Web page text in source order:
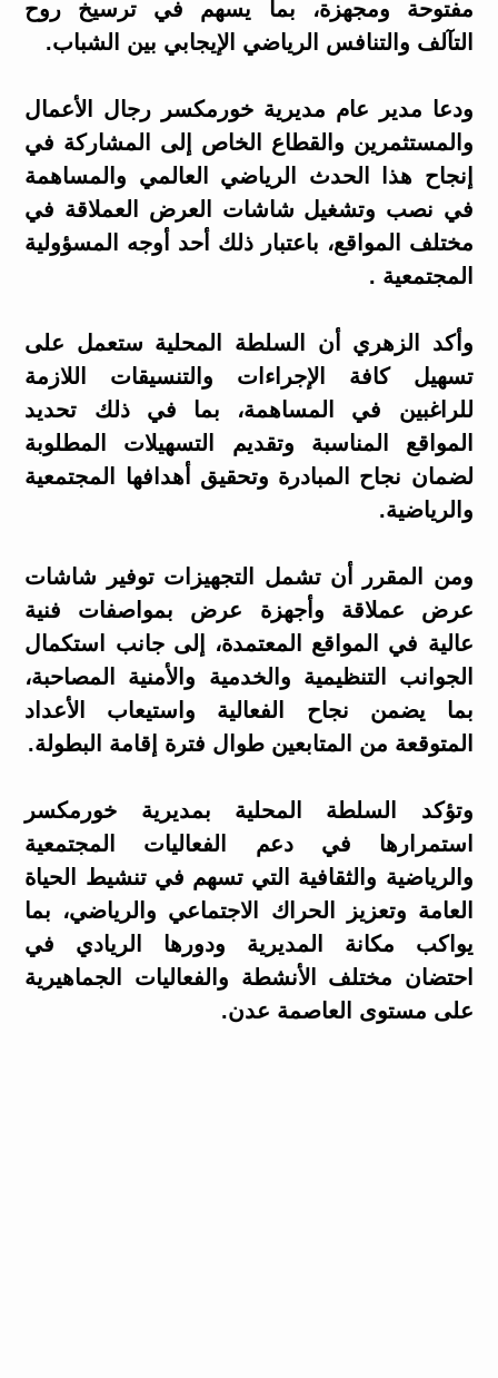
مفتوحة ومجهزة، بما يسهم في ترسيخ روح
التآلف والتنافس الرياضي الإيجابي بين الشباب.
ودعا مدير عام مديرية خورمكسر رجال الأعمال
والمستثمرين والقطاع الخاص إلى المشاركة في
إنجاح هذا الحدث الرياضي العالمي والمساهمة
في نصب وتشغيل شاشات العرض العملاقة في
مختلف المواقع، باعتبار ذلك أحد أوجه المسؤولية
المجتمعية .
وأكد الزهري أن السلطة المحلية ستعمل على
تسهيل كافة الإجراءات والتنسيقات اللازمة
للراغبين في المساهمة، بما في ذلك تحديد
المواقع المناسبة وتقديم التسهيلات المطلوبة
لضمان نجاح المبادرة وتحقيق أهدافها المجتمعية
والرياضية.
ومن المقرر أن تشمل التجهيزات توفير شاشات
عرض عملاقة وأجهزة عرض بمواصفات فنية
عالية في المواقع المعتمدة، إلى جانب استكمال
الجوانب التنظيمية والخدمية والأمنية المصاحبة،
بما يضمن نجاح الفعالية واستيعاب الأعداد
المتوقعة من المتابعين طوال فترة إقامة البطولة.
وتؤكد السلطة المحلية بمديرية خورمكسر
استمرارها في دعم الفعاليات المجتمعية
والرياضية والثقافية التي تسهم في تنشيط الحياة
العامة وتعزيز الحراك الاجتماعي والرياضي، بما
يواكب مكانة المديرية ودورها الريادي في
احتضان مختلف الأنشطة والفعاليات الجماهيرية
على مستوى العاصمة عدن.